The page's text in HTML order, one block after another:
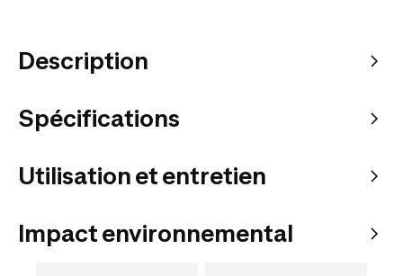
Description
Spécifications
Utilisation et entretien
Impact environnemental